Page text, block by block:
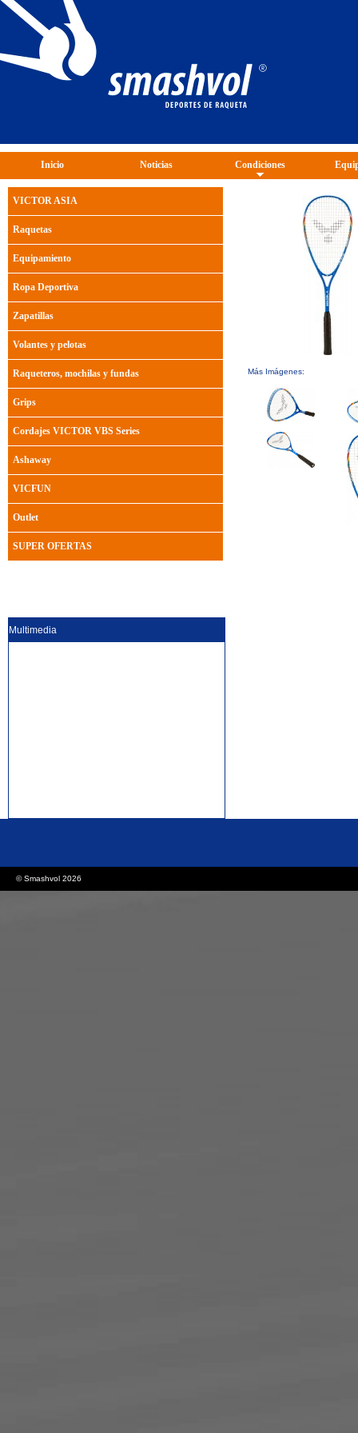
Inicio Noticias Condiciones
Más Imágenes:
VICTOR ASIA
Raquetas
Equipamiento
Ropa Deportiva
Zapatillas
Volantes y pelotas
Raqueteros, mochilas y fundas
Grips
Cordajes VICTOR VBS Series
Ashaway
VICFUN
Outlet
SUPER OFERTAS
Multimedia
© Smashvol 2026